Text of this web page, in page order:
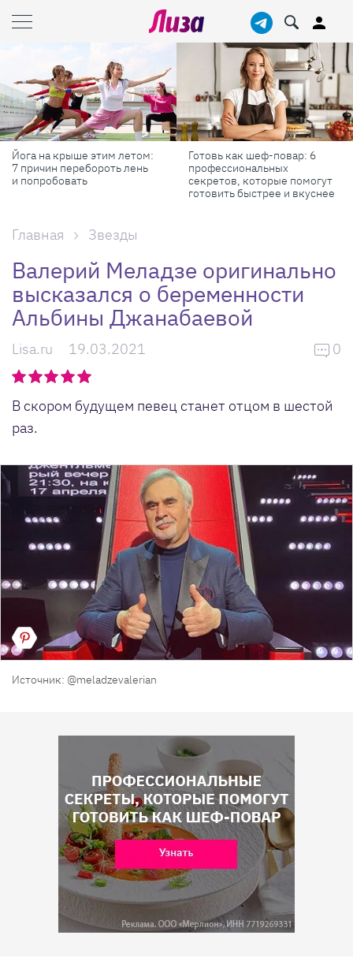
Йога на крыше этим летом:
7 причин перебороть лень
и попробовать
Готовь как шеф-повар: 6
профессиональных
секретов, которые помогут
готовить быстрее и вкуснее
Главная Звезды
Валерий Меладзе оригинально
высказался о беременности
Альбины Джанабаевой
Lisa.ru 19.03.2021 0
В скором будущем певец станет отцом в шестой
раз.
Источник: @meladzevalerian